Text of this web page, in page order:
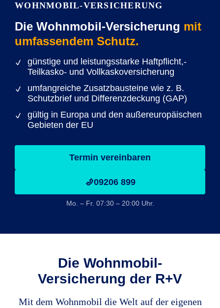
WOHNMOBIL-VERSICHERUNG
Die Wohnmobil-Versicherung mit
umfassendem Schutz.
günstige und leistungsstarke Haftpflicht,-
Teilkasko- und Vollkaskoversicherung
umfangreiche Zusatzbausteine wie z. B.
Schutzbrief und Differenzdeckung (GAP)
gültig in Europa und den außereuropäischen
Gebieten der EU
Termin vereinbaren
09206 899
Mo. – Fr. 07:30 – 20:00 Uhr.
Die Wohnmobil-
Versicherung der R+V
Mit dem Wohnmobil die Welt auf der eigenen